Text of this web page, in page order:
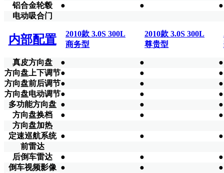
铝合金轮毂
● ●
●
电动吸合门
内部配置
2010款 3.0S 300L
商务型
2010款 3.0S 300L
尊贵型
真皮方向盘 ● ●
●
方向盘上下调节● ●
●
方向盘前后调节● ●
●
方向盘电动调节● ●
●
多功能方向盘 ● ●
●
方向盘换档
● ●
●
方向盘加热
定速巡航系统 ● ●
●
前雷达
后倒车雷达
● ●
●
倒车视频影像 ● ●
●